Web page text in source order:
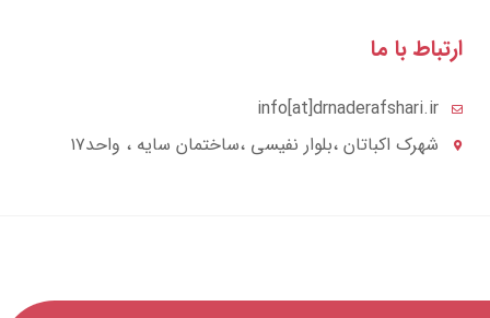
با ما
info[at]drnaderafshari.ir
شهرک اکباتان ،بلوار نفیسی ،ساختمان سایه ، واحد۱۷